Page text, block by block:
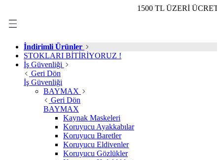
1500 TL ÜZERİ ÜCRETSİZ
İndirimli Ürünler
STOKLARI BİTİRİYORUZ !
İş Güvenliği
Geri Dön
İş Güvenliği
BAYMAX
Geri Dön
BAYMAX
Kaynak Maskeleri
Koruyucu Ayakkabılar
Koruyucu Baretler
Koruyucu Eldivenler
Koruyucu Gözlükler